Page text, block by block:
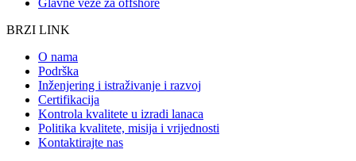
BRZI LINK
O nama
Podrška
Inženjering i istraživanje i razvoj
Certifikacija
Kontrola kvalitete u izradi lanaca
Politika kvalitete, misija i vrijednosti
Kontaktirajte nas